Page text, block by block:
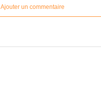
Ajouter un commentaire